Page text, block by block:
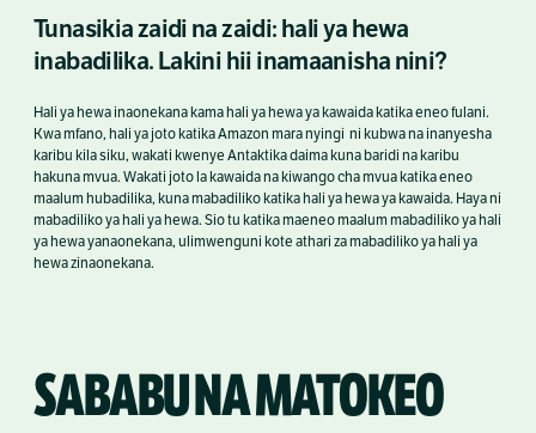
Tunasikia zaidi na zaidi: hali ya hewa
inabadilika. Lakini hii inamaanisha nini?
Hali ya hewa inaonekana kama hali ya hewa ya kawaida katika eneo fulani.
Kwa mfano, hali ya joto katika Amazon mara nyingi ni kubwa na inanyesha
karibu kila siku, wakati kwenye Antaktika daima kuna baridi na karibu
hakuna mvua. Wakati joto la kawaida na kiwango cha mvua katika eneo
maalum hubadilika, kuna mabadiliko katika hali ya hewa ya kawaida. Haya ni
mabadiliko ya hali ya hewa. Sio tu katika maeneo maalum mabadiliko ya hali
ya hewa yanaonekana, ulimwenguni kote athari za mabadiliko ya hali ya
hewa zinaonekana.
SABABU NA MATOKEO